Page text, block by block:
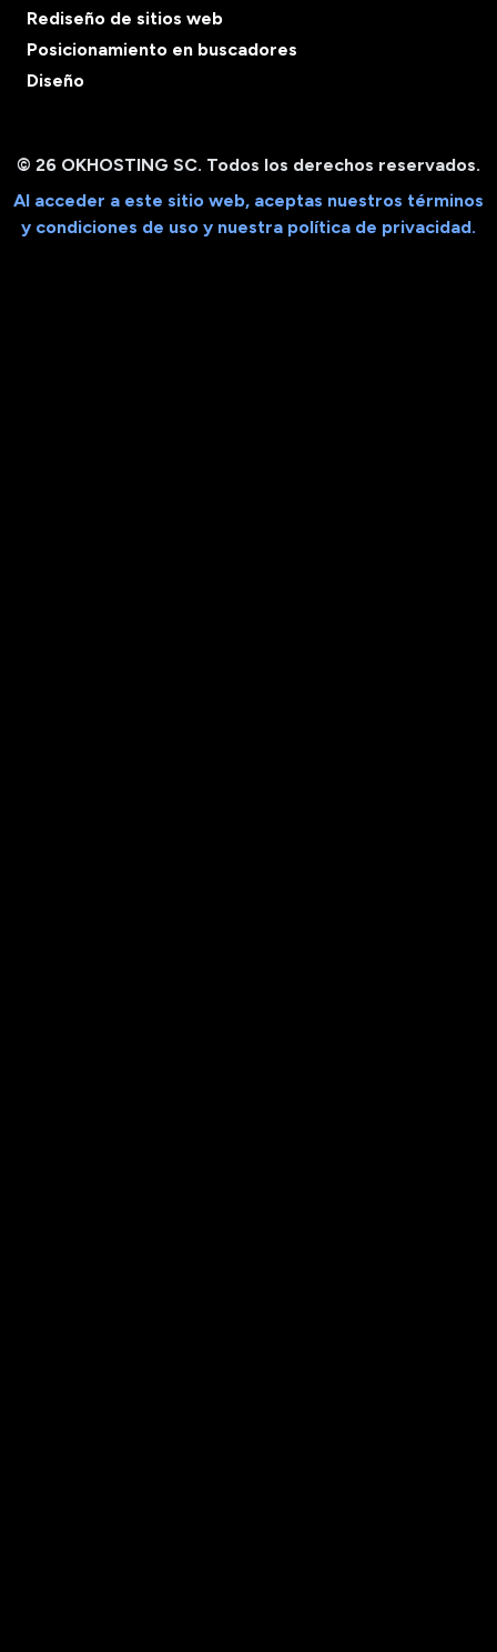
Rediseño de sitios web
Posicionamiento en buscadores
Diseño
© 26 OKHOSTING SC. Todos los derechos reservados.
Al acceder a este sitio web, aceptas nuestros términos
y condiciones de uso y nuestra política de privacidad.